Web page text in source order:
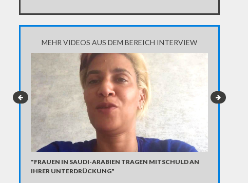
MEHR VIDEOS AUS DEM BEREICH INTERVIEW
"FRAUEN IN SAUDI-ARABIEN TRAGEN MITSCHULD AN
IHRER UNTERDRÜCKUNG"